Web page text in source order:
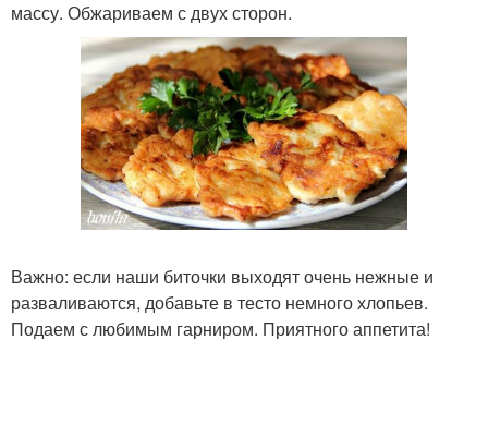
массу. Обжариваем с двух сторон.
Важно: если наши биточки выходят очень нежные и
разваливаются, добавьте в тесто немного хлопьев.
Подаем с любимым гарниром. Приятного аппетита!